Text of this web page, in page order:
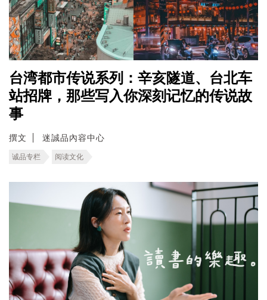
台湾都市传说系列：辛亥隧道、台北车
站招牌，那些写入你深刻记忆的传说故
事
撰文 迷誠品內容中心
诚品专栏 阅读文化